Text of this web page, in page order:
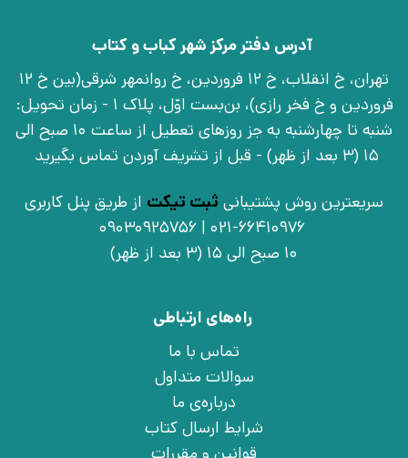
آدرس دفتر مرکز شهر کباب و کتاب
تهران، خ انقلاب، خ 12 فروردین، خ روانمهر شرقی(بین خ 12
فروردین و خ فخر رازی)، بن‌بست اوّل، پلاک 1 - زمان تحویل:
شنبه تا چهارشنبه به جز روزهای تعطیل از ساعت 10 صبح الی
15 (3 بعد از ظهر) - قبل از تشریف آوردن تماس بگیرید
سریعترین روش پشتیبانی ثبت تیکت از طریق پنل کاربری
021-66410976 | 09030925756
10 صبح الی 15 (3 بعد از ظهر)
راه‌های ارتباطی
تماس با ما
سوالات متداول
درباره‌ی ما
شرایط ارسال کتاب